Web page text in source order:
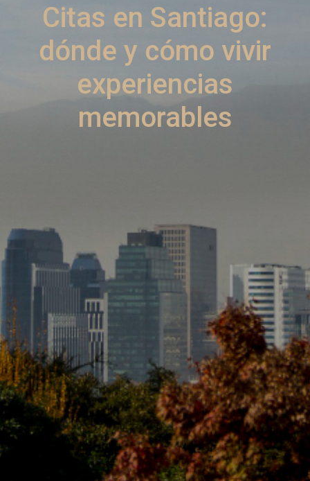
Citas en Santiago:
dónde y cómo vivir
experiencias
memorables